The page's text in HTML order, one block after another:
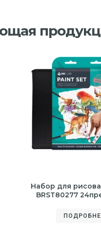
Набор для
BRST80277